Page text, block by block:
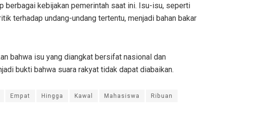
berbagai kebijakan pemerintah saat ini. Isu-isu, seperti
terhadap undang-undang tertentu, menjadi bahan bakar
bahwa isu yang diangkat bersifat nasional dan
bukti bahwa suara rakyat tidak dapat diabaikan.
Empat Hingga Kawal Mahasiswa Ribuan